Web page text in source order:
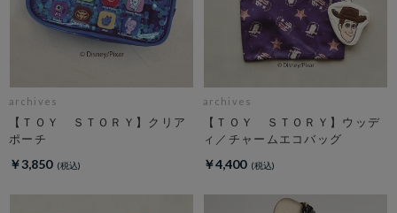
archives
【ＴＯＹ ＳＴＯＲＹ】クリア
ポーチ
￥3,850
archives
【ＴＯＹ ＳＴＯＲＹ】ウッデ
ィ／チャームエコバッグ
￥4,400